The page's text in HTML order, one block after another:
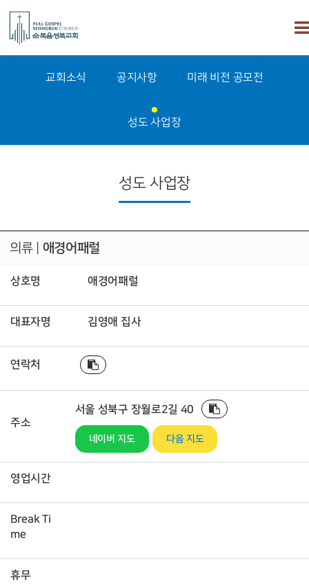
교회소식 공지사항 미래 비전 공모전
성도 사업장
성도 사업장
의류 애경어패럴
상호명 애경어패럴
대표자명 김영애 집사
연락처
주소
서울 성북구 장월로2길 40
네이버 지도 다음 지도
영업시간
Break Ti
me
휴무